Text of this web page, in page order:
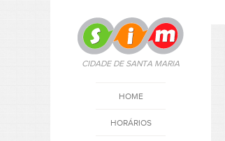
CIDADE DE SANTA MARIA
HOME
HORÁRIOS